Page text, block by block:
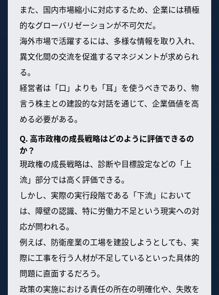
また、国内市場縮小に対応するため、企業には積極
的なグローバリゼーションが不可欠だ。
海外市場で活躍するには、多様な情報を取り入れ、
異文化間の交流を促進するマネジメントが求められ
る。
経営者は「口」よりも「耳」を使うべきであり、物
言う株主との建設的な対話を通じて、企業価値を高
める必要がある。
Q. 高市政権の成長戦略はどのように評価できるの
か？
現政権の成長戦略は、診断や目標設定などの「上
流」部分では高く評価できる。
しかし、実際の実行段階である「下流」において
は、障壁の認識、特に労働力不足という現実への対
応が問われる。
例えば、防衛産業の工場を建設しようとしても、実
際に工事を行う人材が不足しているといった具体的
問題に直面するだろう。
政策の実施における責任の所在の明確化や、失敗を